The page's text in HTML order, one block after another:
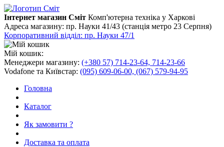
Інтернет магазин Сміт Комп'ютерна техніка у Харкові
Адреса магазину: пр. Науки 41/43 (станція метро 23 Серпня)
Корпоративний відділ: пр. Науки 47/1
Мій кошик:
Менеджери магазину: (+380 57) 714-23-64, 714-23-66
Vodafone та Київстар: (095) 609-06-00, (067) 579-94-95
Головна
Каталог
Як замовити ?
Доставка та оплата